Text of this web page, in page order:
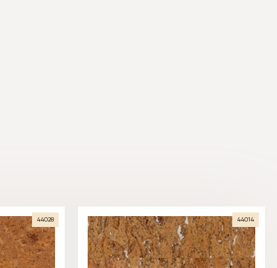
44028 44014